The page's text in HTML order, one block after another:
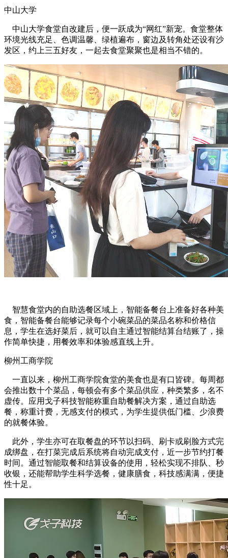
中山大学
中山大学食堂自改建后，便一跃成为“网红”新宠。食堂整体
环境光线充足、色调温馨、绿植遍布，窗边及转角处还设有沙
发区，约上三五好友，一起去食堂聚聚也是相当不错的。
智慧食堂内的自助选餐区域上，智能备餐台上准备好各种美
食，智能备餐台能够记录每个小碗菜品的菜品名称和价格信
息，学生在选好菜后，就可以自主通过智能结算台结账了，操
作简单快捷，用餐效率和体验感直线上升。
柳州工商学院
一直以来，柳州工商学院食堂的美食也是有口皆碑。每周都
会推出数十个菜品，每顿会有多个菜品供应，种类繁多，名不
虚传。应用戈子科技智能称重自助餐解决方案，通过自助选
餐，称重计费，无感支付的模式，为学生提供低门槛、少浪费
的就餐体验。
此外，学生亦可在取餐盘的环节以扫码、刷卡或刷脸方式完
成绑盘，在打菜完成后系统将自动完成支付，近一步节约打餐
时间。通过智能取餐和结算设备的使用，轻松实现不排队、秒
收银，还能帮助学生科学选餐，健康膳食，科技感满满，便捷
性十足。